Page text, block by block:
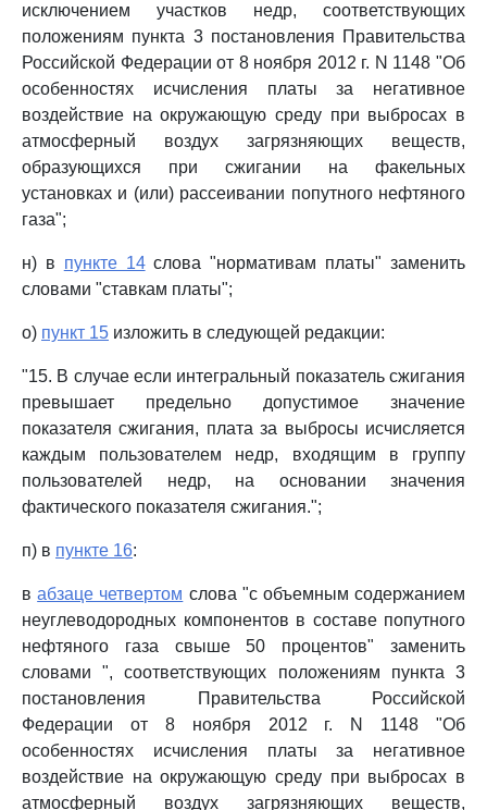
исключением участков недр, соответствующих
положениям пункта 3 постановления Правительства
Российской Федерации от 8 ноября 2012 г. N 1148 "Об
особенностях исчисления платы за негативное
воздействие на окружающую среду при выбросах в
атмосферный воздух загрязняющих веществ,
образующихся при сжигании на факельных
установках и (или) рассеивании попутного нефтяного
газа";
н) в пункте 14слова "нормативам платы" заменить
словами "ставкам платы";
о) пункт 15 изложить в следующей редакции:
"15. В случае если интегральный показатель сжигания
превышает предельно допустимое значение
показателя сжигания, плата за выбросы исчисляется
каждым пользователем недр, входящим в группу
пользователей недр, на основании значения
фактического показателя сжигания.";
п) в пункте 16:
вабзаце четвертом слова "с объемным содержанием
неуглеводородных компонентов в составе попутного
нефтяного газа свыше 50 процентов" заменить
словами ", соответствующих положениям пункта 3
постановления Правительства Российской
Федерации от 8 ноября 2012 г. N 1148 "Об
особенностях исчисления платы за негативное
воздействие на окружающую среду при выбросах в
атмосферный воздух загрязняющих веществ,